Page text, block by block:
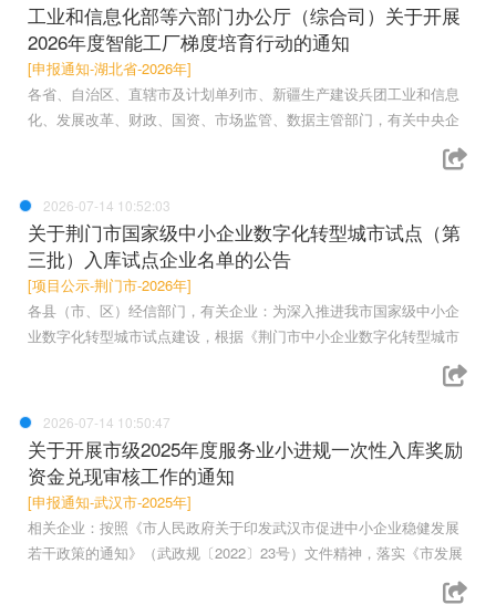
工业和信息化部等六部门办公厅（综合司）关于开展
2026年度智能工厂梯度培育行动的通知
[申报通知-湖北省-2026年]
各省、自治区、直辖市及计划单列市、新疆生产建设兵团工业和信息
化、发展改革、财政、国资、市场监管、数据主管部门，有关中央企
2026-07-14 10:52:03
关于荆门市国家级中小企业数字化转型城市试点（第
三批）入库试点企业名单的公告
[项目公示-荆门市-2026年]
各县（市、区）经信部门，有关企业：为深入推进我市国家级中小企
业数字化转型城市试点建设，根据《荆门市中小企业数字化转型城市
2026-07-14 10:50:47
关于开展市级2025年度服务业小进规一次性入库奖励
资金兑现审核工作的通知
[申报通知-武汉市-2025年]
相关企业：按照《市人民政府关于印发武汉市促进中小企业稳健发展
若干政策的通知》（武政规〔2022〕23号）文件精神，落实《市发展